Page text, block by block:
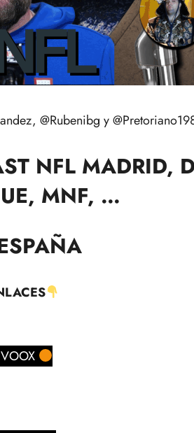
@Rubenibg y
NFL MADRID,
MNF, …